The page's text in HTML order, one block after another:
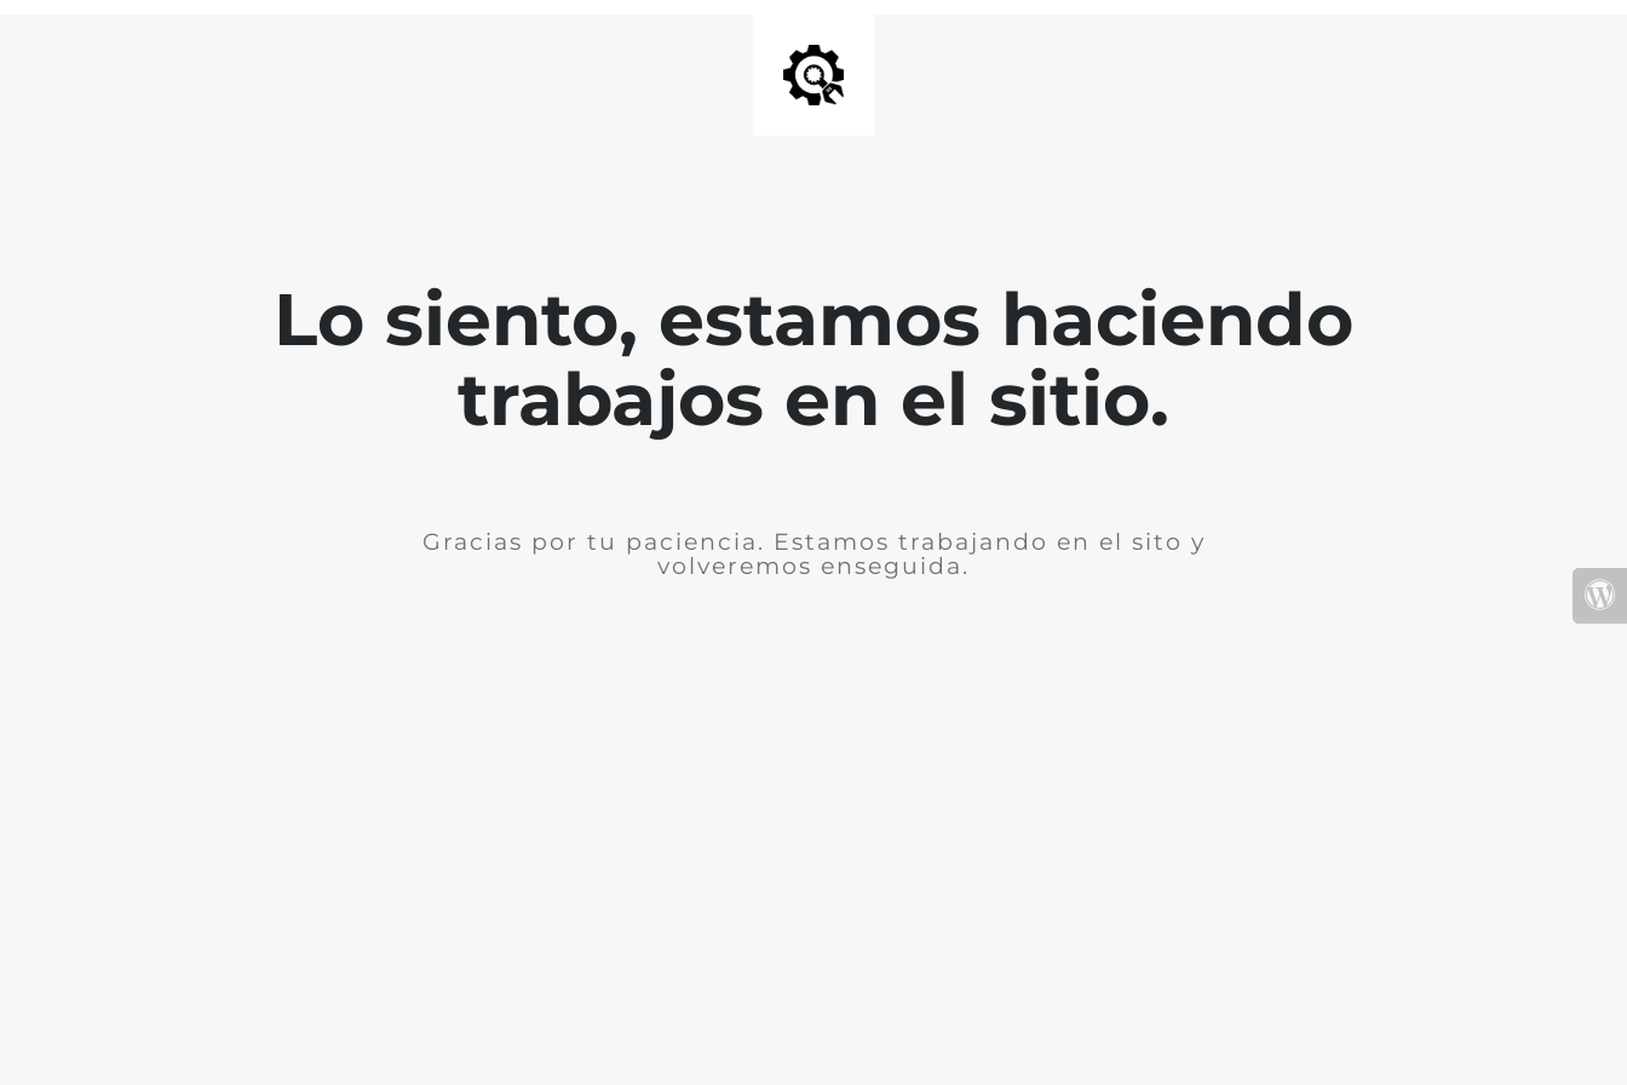
Lo siento, estamos haciendo
trabajos en el sitio.
Gracias por tu paciencia. Estamos trabajando en el sito y
volveremos enseguida.